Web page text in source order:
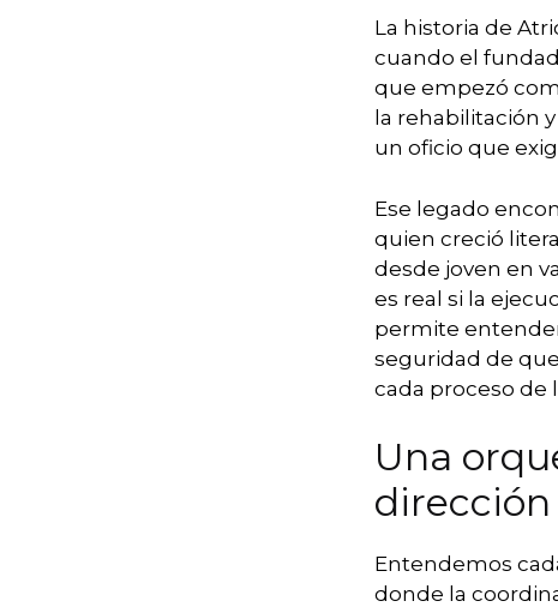
La historia de
cuando el
que empezó
la rehabilitación
un oficio que
Ese legado
quien creció
desde joven en
es real si la
permite
seguridad de
cada proceso de
Una
dirección
Entendemos
donde la